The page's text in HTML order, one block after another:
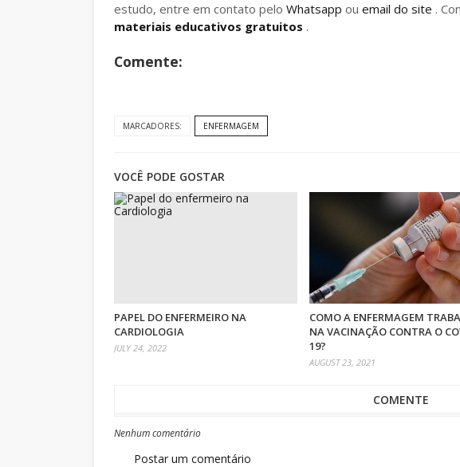
estudo, entre em contato pelo Whatsapp ou email do site .
materiais educativos gratuitos .
Comente:
MARCADORES: ENFERMAGEM
VOCÊ PODE GOSTAR
PAPEL DO ENFERMEIRO NA
CARDIOLOGIA
JULY 24, 2022
COMO A ENFERMAGEM
NA VACINAÇÃO CONTRA O
19?
AUGUST 23, 2021
COMENTE
Nenhum comentário
Postar um comentário